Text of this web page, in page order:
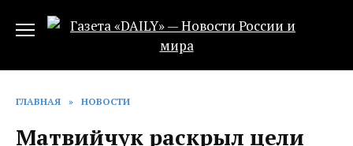
ГЛАВНАЯ » НОВОСТИ
Матвийчук раскрыл цели